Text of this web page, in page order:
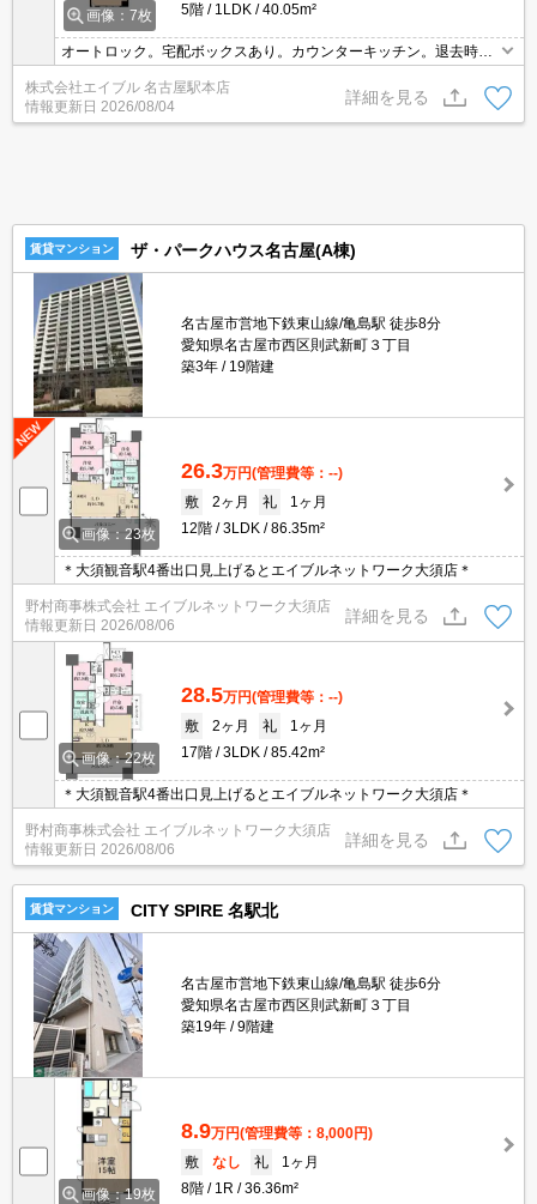
画像：7枚 5階 1LDK 40.05m²
オートロック。宅配ボックスあり。カウンターキッチン。退去時、
ルームクリーニング料金49,500円。退去時、エアコン洗浄代14,300
円。退去時、鍵交換33,000円。
株式会社エイブル 名古屋駅本店
情報更新日 2026/08/04
詳細を見る
賃貸マンション ザ・パークハウス名古屋(A棟)
名古屋市営地下鉄東山線/亀島駅 徒歩8分
愛知県名古屋市西区則武新町３丁目
築3年
19階建
画像：23枚
26.3万円(管理費等：--)
敷
2ヶ月 礼
1ヶ月
12階
3LDK 86.35m²
＊大須観音駅4番出口見上げるとエイブルネットワーク大須店＊
野村商事株式会社 エイブルネットワーク大須店
情報更新日 2026/08/06
詳細を見る
画像：22枚
28.5万円(管理費等：--)
敷
2ヶ月 礼
1ヶ月
17階
3LDK 85.42m²
＊大須観音駅4番出口見上げるとエイブルネットワーク大須店＊
野村商事株式会社 エイブルネットワーク大須店
情報更新日 2026/08/06
詳細を見る
賃貸マンション CITY SPIRE 名駅北
名古屋市営地下鉄東山線/亀島駅 徒歩6分
愛知県名古屋市西区則武新町３丁目
築19年
9階建
画像：19枚
8.9万円(管理費等：8,000円)
敷
なし 礼
1ヶ月
8階
1R 36.36m²